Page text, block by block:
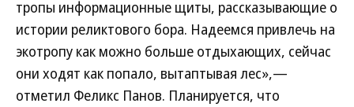
тропы информационные щиты, рассказывающие о
истории реликтового бора. Надеемся привлечь на
экотропу как можно больше отдыхающих, сейчас
они ходят как попало, вытаптывая лес»,—
отметил Феликс Панов. Планируется, что